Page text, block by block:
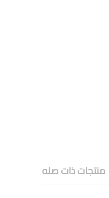
منتجات ذات صله